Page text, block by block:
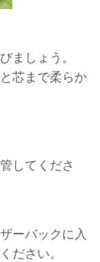
ましょう。
芯まで柔らか
してくださ
ーバックに入
ださい。